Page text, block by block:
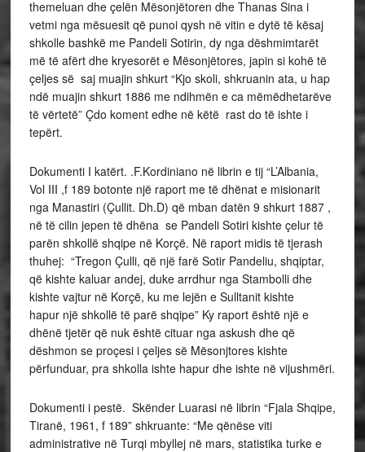
themeluan dhe çelën Mësonjëtoren dhe Thanas Sina i
vetmi nga mësuesit që punoi qysh në vitin e dytë të kësaj
shkolle bashkë me Pandeli Sotirin, dy nga dëshmimtarët
më të afërt dhe kryesorët e Mësonjëtores, japin si kohë të
çeljes së saj muajin shkurt “Kjo skoli, shkruanin ata, u hap
ndë muajin shkurt 1886 me ndihmën e ca mëmëdhetarëve
të vërtetë” Çdo koment edhe në këtë rast do të ishte i
tepërt.
Dokumenti I katërt. .F.Kordiniano në librin e tij “L’Albania,
Vol III ,f 189 botonte një raport me të dhënat e misionarit
nga Manastiri (Çullit. Dh.D) që mban datën 9 shkurt 1887 ,
në të cilin jepen të dhëna se Pandeli Sotiri kishte çelur të
parën shkollë shqipe në Korçë. Në raport midis të tjerash
thuhej: “Tregon Çulli, që një farë Sotir Pandeliu, shqiptar,
që kishte kaluar andej, duke arrdhur nga Stambolli dhe
kishte vajtur në Korçë, ku me lejën e Sulltanit kishte
hapur një shkollë të parë shqipe” Ky raport është një e
dhënë tjetër që nuk është cituar nga askush dhe që
dëshmon se proçesi i çeljes së Mësonjtores kishte
përfunduar, pra shkolla ishte hapur dhe ishte në vijushmëri.
Dokumenti i pestë. Skënder Luarasi në librin “Fjala Shqipe,
Tiranë, 1961, f 189” shkruante: “Me qënëse viti
administrative në Turqi mbyllej në mars, statistika turke e